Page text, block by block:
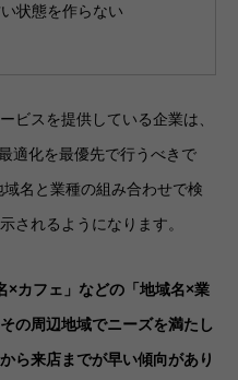
状態を作らない
ビスを提供している企業は、
適化を最優先で行うべきで
名と業種の組み合わせで検
されるようになります。
×カフェ」などの「地域名×業
の周辺地域でニーズを満たし
ら来店までが早い傾向があり